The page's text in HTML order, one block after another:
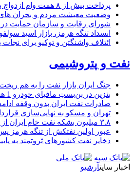
پرداخت بیش از ۸ همت وام ازدواج به زوج‌های جوان توسط بانک ملی ایران
وضعیت معیشت مردم و بحران های
شورای رقابت و سازمان حمایت در
انسداد تنگه هرمز، بازار اسید
ائتلاف واشنگتن و توکیو برای
نفت و پتروشیمی
جنگ ایران بازار نفت را به هم
بنزین در بن‌بستِ مافیای خودرو 1 هفته
صادرات نفت ایران بدون وقفه
تهران و مسکو به نهایی‌سازی
۳.۸ میلیون بشکه نفت خام ایران از محاصره آمریکا عبور کرد
عبور اولین نفتکش از تنگه هرمز
ذخایر نفت کشورهای ثروتمند به پایین‌ترین حد در
اخبار سایتآرشیو